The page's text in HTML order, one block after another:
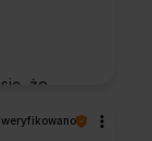
że
tak